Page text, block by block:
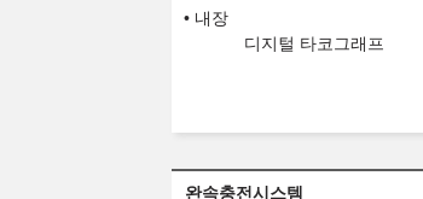
내장
디지털 타코그래프
완속충전시스템